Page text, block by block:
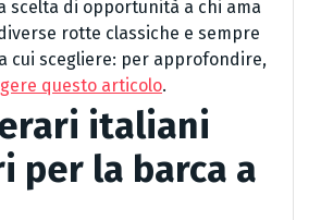
scelta di opportunità a chi ama
rotte classiche e sempre
cui scegliere: per approfondire,
questo articolo.
italiani
per la barca a